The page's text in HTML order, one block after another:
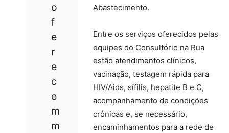
o
f
e
r
e
c
e
m
m
Abastecimento.
Entre os serviços oferecidos pelas
equipes do Consultório na Rua
estão atendimentos clínicos,
vacinação, testagem rápida para
HIV/Aids, sífilis, hepatite B e C,
acompanhamento de condições
crônicas e, se necessário,
encaminhamentos para a rede de